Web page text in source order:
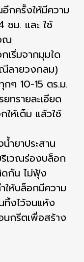
กครั้งให้มีความ
ชม. และ ใช้
ณ
เริ่มจากมุมใด
ลายวงกลม)
กๆ 10-15 ตร.ม.
ทรายละเอียด
ให้เต็ม แล้วใช้
ายาประสาน
เวณร่องบล็อก
ดกัน ไม่ฟุ้ง
ให้บล็อกมีความ
งไว้จนแห้ง
นกรีตเพื่อสร้าง